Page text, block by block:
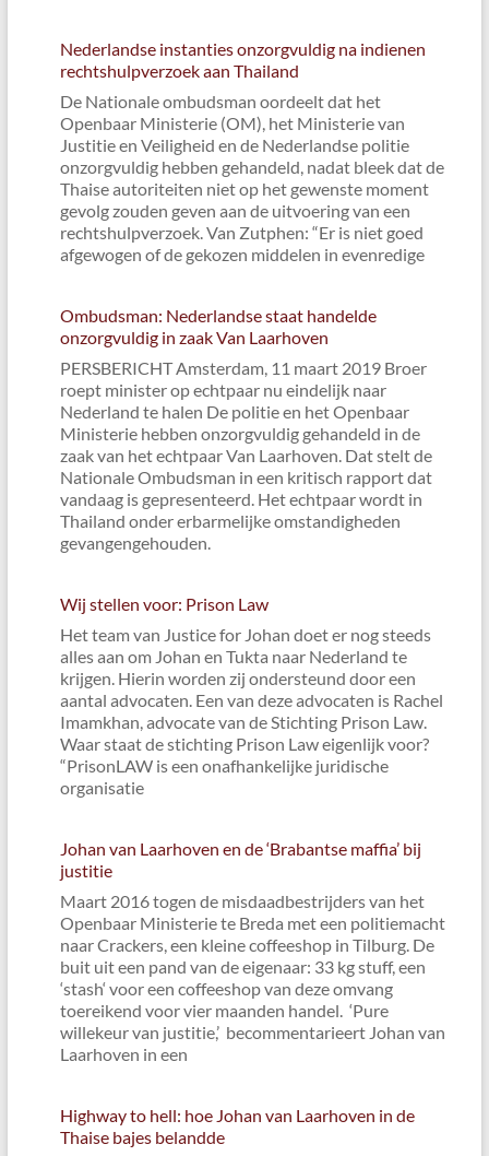
Nederlandse instanties onzorgvuldig na indienen
rechtshulpverzoek aan Thailand
De Nationale ombudsman oordeelt dat het
Openbaar Ministerie (OM), het Ministerie van
Justitie en Veiligheid en de Nederlandse politie
onzorgvuldig hebben gehandeld, nadat bleek dat de
Thaise autoriteiten niet op het gewenste moment
gevolg zouden geven aan de uitvoering van een
rechtshulpverzoek. Van Zutphen: “Er is niet goed
afgewogen of de gekozen middelen in evenredige
Ombudsman: Nederlandse staat handelde
onzorgvuldig in zaak Van Laarhoven
PERSBERICHT Amsterdam, 11 maart 2019 Broer
roept minister op echtpaar nu eindelijk naar
Nederland te halen De politie en het Openbaar
Ministerie hebben onzorgvuldig gehandeld in de
zaak van het echtpaar Van Laarhoven. Dat stelt de
Nationale Ombudsman in een kritisch rapport dat
vandaag is gepresenteerd. Het echtpaar wordt in
Thailand onder erbarmelijke omstandigheden
gevangengehouden.
Wij stellen voor: Prison Law
Het team van Justice for Johan doet er nog steeds
alles aan om Johan en Tukta naar Nederland te
krijgen. Hierin worden zij ondersteund door een
aantal advocaten. Een van deze advocaten is Rachel
Imamkhan, advocate van de Stichting Prison Law.
Waar staat de stichting Prison Law eigenlijk voor?
“PrisonLAW is een onafhankelijke juridische
organisatie
Johan van Laarhoven en de ‘Brabantse maffia’ bij
justitie
Maart 2016 togen de misdaadbestrijders van het
Openbaar Ministerie te Breda met een politiemacht
naar Crackers, een kleine coffeeshop in Tilburg. De
buit uit een pand van de eigenaar: 33 kg stuff, een
‘stash‘ voor een coffeeshop van deze omvang
toereikend voor vier maanden handel. ‘Pure
willekeur van justitie,’ becommentarieert Johan van
Laarhoven in een
Highway to hell: hoe Johan van Laarhoven in de
Thaise bajes belandde